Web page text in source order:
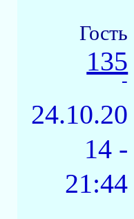
Гость
135
-
24.10.20
14 -
21:44